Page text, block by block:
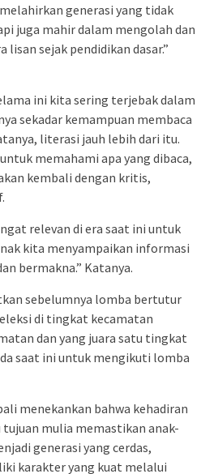
generasi yang tidak
juga mahir dalam mengolah dan
lisan sejak pendidikan dasar.”
ini kita sering terjebak dalam
sekadar kemampuan membaca
literasi jauh lebih dari itu.
memahami apa yang dibaca,
kembali dengan kritis,
relevan di era saat ini untuk
kita menyampaikan informasi
bermakna.” Katanya.
sebelumnya lomba bertutur
di tingkat kecamatan
dan yang juara satu tingkat
saat ini untuk mengikuti lomba
menekankan bahwa kehadiran
mulia memastikan anak-
generasi yang cerdas,
karakter yang kuat melalui